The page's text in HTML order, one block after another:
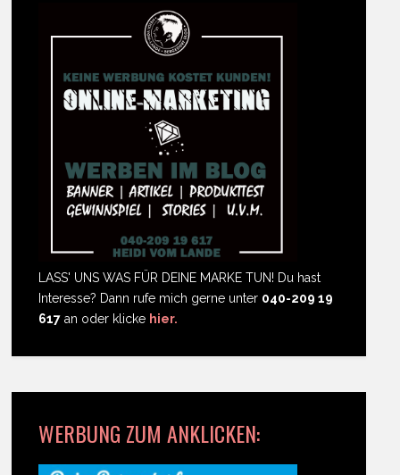
LASS' UNS WAS FÜR DEINE MARKE TUN! Du hast
Interesse? Dann rufe mich gerne unter 040-209 19
617 an oder klicke hier.
WERBUNG ZUM ANKLICKEN: